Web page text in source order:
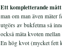
Ett kompletterande mått
man om man även mäter
utgörs av bukfetma så
också mäta kvoten
En hög kvot (mycket fett